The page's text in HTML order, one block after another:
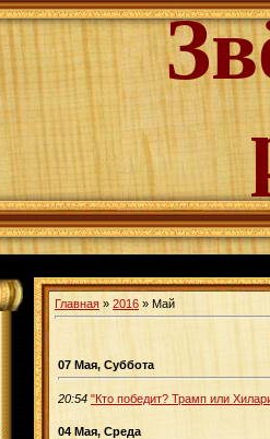
Главная » 2016 » Май
07 Мая, Суббота
20:54 "Кто победит? Трамп или
04 Мая, Среда